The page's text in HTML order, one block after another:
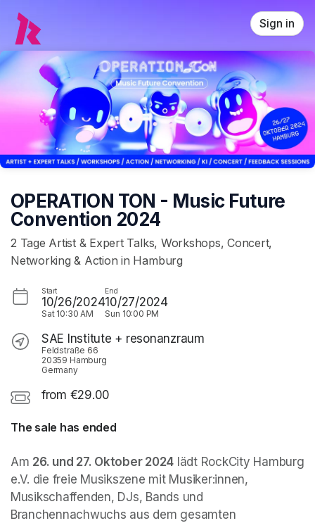
Sign in
OPERATION TON - Music Future
Convention 2024
2 Tage Artist & Expert Talks, Workshops, Concert,
Networking & Action in Hamburg
Start
10/26/2024
Sat 10:30 AM
End
10/27/2024
Sun 10:00 PM
SAE Institute + resonanzraum
Feldstraße 66
20359 Hamburg
Germany
from €29.00
The sale has ended
Am 26. und 27. Oktober 2024 lädt RockCity Hamburg
e.V. die freie Musikszene mit Musiker:innen,
Musikschaffenden, DJs, Bands und
Branchennachwuchs aus dem gesamten